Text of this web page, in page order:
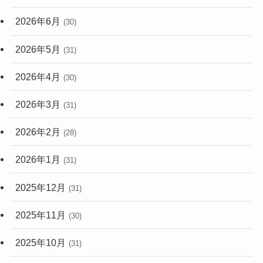
2026年6月 (30)
2026年5月 (31)
2026年4月 (30)
2026年3月 (31)
2026年2月 (28)
2026年1月 (31)
2025年12月 (31)
2025年11月 (30)
2025年10月 (31)